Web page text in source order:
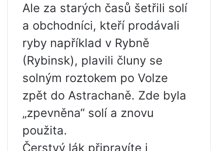
Ale za starých časů šetřili solí
a obchodníci, kteří prodávali
ryby například v Rybně
(Rybinsk), plavili čluny se
solným roztokem po Volze
zpět do Astrachaně. Zde byla
„zpevněna“ solí a znovu
použita.
Čerstvý lák připravíte i